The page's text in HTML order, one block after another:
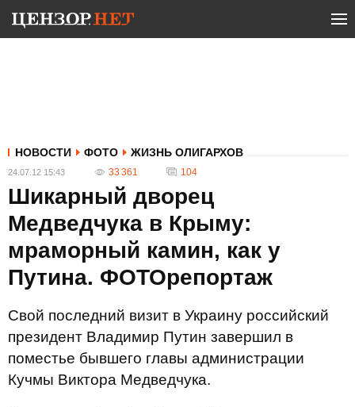
НОВОСТИ ФОТО ЖИЗНЬ ОЛИГАРХОВ
24.07.12 15:43 33 361 104
Шикарный дворец
Медведчука в Крыму:
мраморный камин, как у
Путина. ФОТОрепортаж
Свой последний визит в Украину российский
президент Владимир Путин завершил в
поместье бывшего главы администрации
Кучмы Виктора Медведчука.